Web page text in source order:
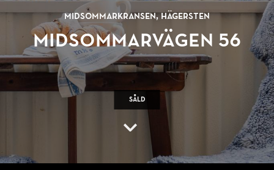
Midsommarkransen, Hägersten
Midsommarvägen 56
Såld